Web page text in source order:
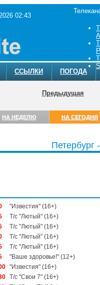
02:43
ССЫЛКИ ПОГОДА
Предыдущая
НА НЕДЕЛЮ НА СЕГОДНЯ
Петербург
"Известия" (16+)
Т/с "Лютый" (16+)
Т/с "Лютый" (16+)
Т/с "Лютый" (16+)
Т/с "Лютый" (16+)
"Ваше здоровье!" (12+)
"Известия" (16+)
Т/с "Свои 7" (16+)